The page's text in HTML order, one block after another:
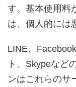
す。基本使用料
は、個人的には
LINE、
ト、Skypeなど
ンはこれらのサ